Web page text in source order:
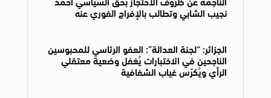
نجيب الشابي وتطالب بالإفراج الفوري عنه
الجزائر: “لجنة العدالة”: العفو الرئاسي للمحبوسين
الناجحين في الاختبارات يُغفل وضعية معتقلي
الرأي ويُكرّس غياب الشفافية